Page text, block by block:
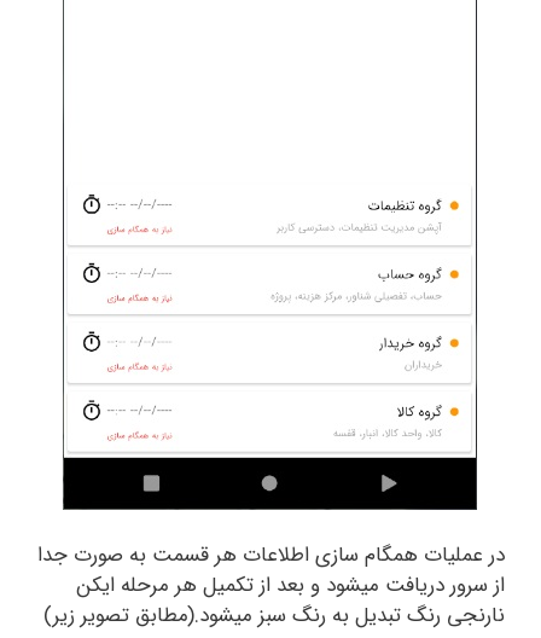
در عملیات همگام سازی اطلاعات هر قسمت به صورت جدا
از سرور دریافت میشود و بعد از تکمیل هر مرحله ایکن
نارنجی رنگ تبدیل به رنگ سبز میشود.(مطابق تصویر زیر)